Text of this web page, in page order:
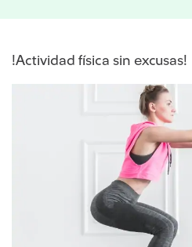
!Actividad física sin excusas!